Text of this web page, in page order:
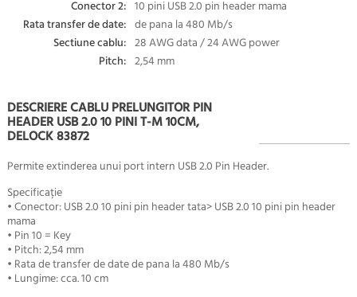
Conector 2: 10 pini USB 2.0 pin header mama
Rata transfer de date: de pana la 480 Mb/s
Sectiune cablu: 28 AWG data / 24 AWG power
Pitch: 2,54 mm
DESCRIERE CABLU PRELUNGITOR PIN
HEADER USB 2.0 10 PINI T-M 10CM,
DELOCK 83872
Permite extinderea unui port intern USB 2.0 Pin Header.
Specificație
• Conector: USB 2.0 10 pini pin header tata> USB 2.0 10 pini pin header
mama
• Pin 10 = Key
• Pitch: 2,54 mm
• Rata de transfer de date de pana la 480 Mb/s
• Lungime: cca. 10 cm